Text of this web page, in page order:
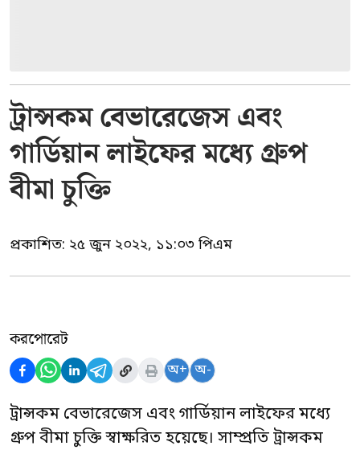
ট্রান্সকম বেভারেজেস এবং
গার্ডিয়ান লাইফের মধ্যে গ্রুপ
বীমা চুক্তি
প্রকাশিত: ২৫ জুন ২০২২, ১১:০৩ পিএম
করপোরেট
অ+ অ-
ট্রান্সকম বেভারেজেস এবং গার্ডিয়ান লাইফের মধ্যে
গ্রুপ বীমা চুক্তি স্বাক্ষরিত হয়েছে। সাম্প্রতি ট্রান্সকম